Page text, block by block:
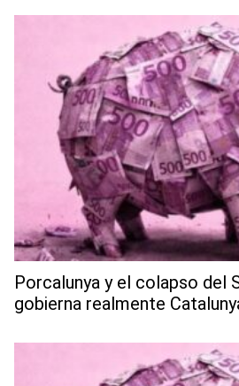
Porcalunya y el colapso del
gobierna realmente